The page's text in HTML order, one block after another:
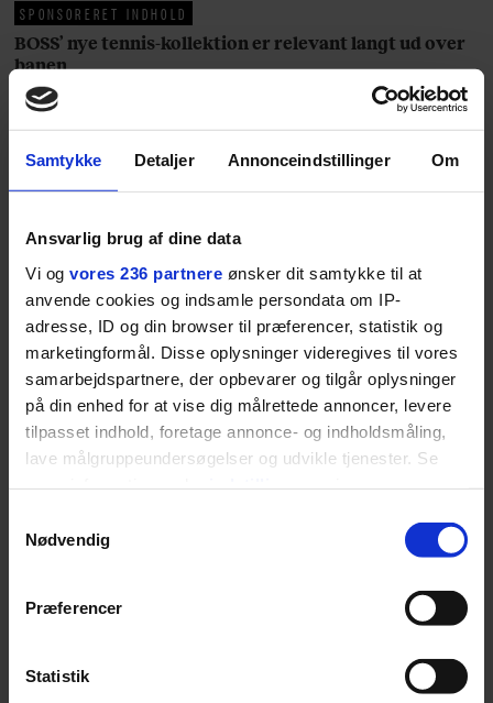
Samtykke Detaljer Annonceindstillinger Om
Ansvarlig brug af dine data
Vi og vores 236 partnere ønsker dit samtykke til at
anvende cookies og indsamle persondata om IP-
adresse, ID og din browser til præferencer, statistik og
marketingformål. Disse oplysninger videregives til vores
samarbejdspartnere, der opbevarer og tilgår oplysninger
på din enhed for at vise dig målrettede annoncer, levere
tilpasset indhold, foretage annonce- og indholdsmåling,
lave målgruppeundersøgelser og udvikle tjenester. Se
tilbage eller ændre indstillinger fra vores
"Cookiedeklaration", eller ved at trykke på "Privacy
Nødvendig
Præferencer
Statistik
LIVSSTIL
Dua Lipa har
opdatereret sin guide til
København. Og den er –
ikke overraskende –
ganske forudsigelig
NYHEDSBREV
Skriv dig op til
Euromans nyhedsbrev
her
SPONSORERET INDHOLD
BOSS’ nye tennis-kollektion er relevant langt ud over
banen
Fra BOSS OPEN i Stuttgart til det kommende partnerskab
livsstil.
midterbarn. Når min far
uvenner med min mor, var